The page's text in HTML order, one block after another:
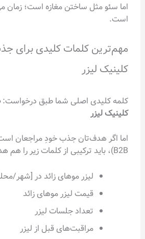
اما سئو مثل ساختن مغازه است؛ زمان
است.
مهم‌ترین کلمات کلیدی برای
کلینیک لیزر
کلمه کلیدی اصلی شما طبق درخواست:
کلینیک لیزر
اما اگر هدف‌تان جذب خودِ مراجعان
B2B)، باید ترکیبی از کلمات زیر را هم هدف بگیرید:
لیزر موهای زائد در [شهر/
قیمت لیزر موهای زائد
تعداد جلسات لیزر
مراقبت‌های قبل از لیزر